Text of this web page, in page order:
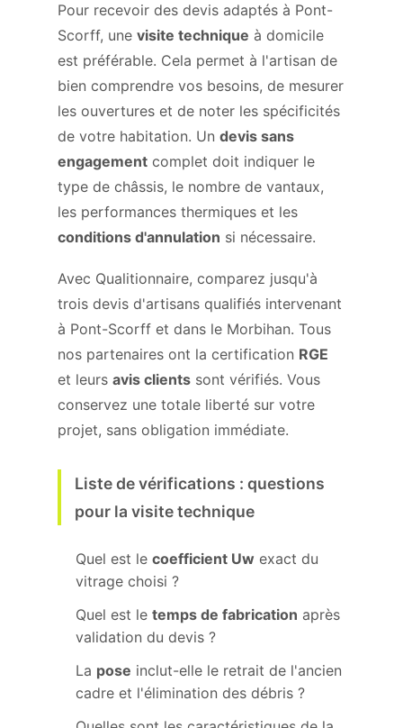
Pour recevoir des devis adaptés à Pont-
Scorff, une visite technique à domicile
est préférable. Cela permet à l'artisan de
bien comprendre vos besoins, de mesurer
les ouvertures et de noter les spécificités
de votre habitation. Un devis sans
engagement complet doit indiquer le
type de châssis, le nombre de vantaux,
les performances thermiques et les
conditions d'annulation si nécessaire.
Avec Qualitionnaire, comparez jusqu'à
trois devis d'artisans qualifiés intervenant
à Pont-Scorff et dans le Morbihan. Tous
nos partenaires ont la certification RGE
et leurs avis clients sont vérifiés. Vous
conservez une totale liberté sur votre
projet, sans obligation immédiate.
Liste de vérifications : questions
pour la visite technique
Quel est le coefficient Uw exact du
vitrage choisi ?
Quel est le temps de fabrication après
validation du devis ?
La pose inclut-elle le retrait de l'ancien
cadre et l'élimination des débris ?